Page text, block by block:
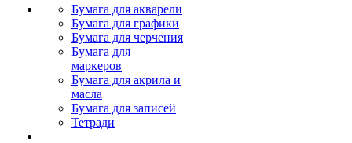
Бумага для акварели
Бумага для графики
Бумага для черчения
Бумага для
маркеров
Бумага для акрила и
масла
Бумага для записей
Тетради